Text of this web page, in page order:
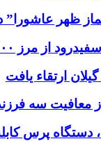
ظهر عاشورا”
گیگاوات‌ساعت عبور کرد
ارتقاء یافت
معافیت سه
، دستگاه پرس